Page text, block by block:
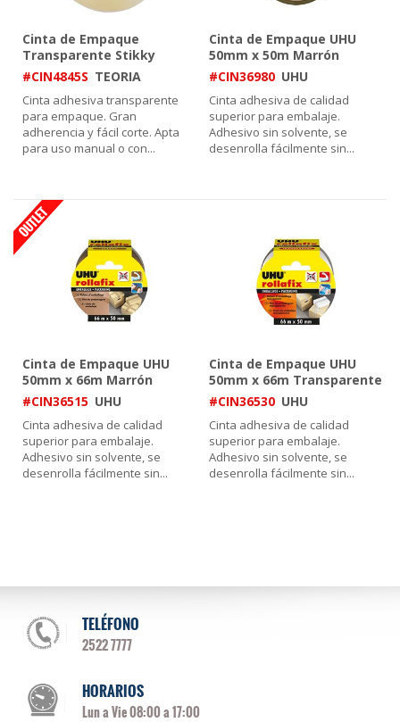
Cinta de Empaque
Transparente Stikky
48mm x 45m
#CIN4845S TEORIA
Cinta adhesiva transparente
para empaque. Gran
adherencia y fácil corte. Apta
para uso manual o con...
Cinta de Empaque UHU
50mm x 50m Marrón
#CIN36980 UHU
Cinta adhesiva de calidad
superior para embalaje.
Adhesivo sin solvente, se
desenrolla fácilmente sin...
Cinta de Empaque UHU
50mm x 66m Marrón
#CIN36515 UHU
Cinta adhesiva de calidad
superior para embalaje.
Adhesivo sin solvente, se
desenrolla fácilmente sin...
Cinta de Empaque UHU
50mm x 66m Transparente
#CIN36530 UHU
Cinta adhesiva de calidad
superior para embalaje.
Adhesivo sin solvente, se
desenrolla fácilmente sin...
TELÉFONO
2522 7777
HORARIOS
Lun a Vie 08:00 a 17:00